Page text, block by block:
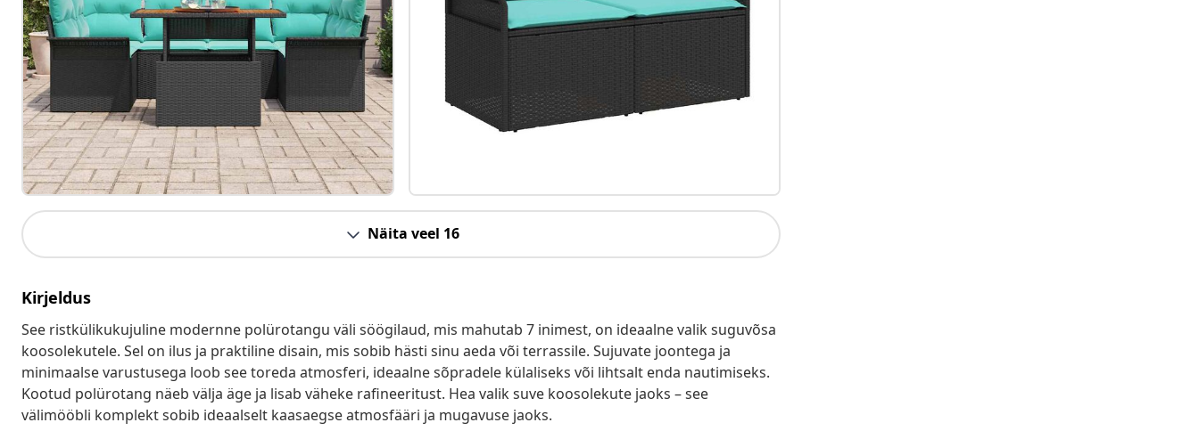
Näita veel 16
Kirjeldus
See ristkülikukujuline modernne polürotangu väli söögilaud, mis mahutab 7 inimest, on ideaalne valik suguvõsa
koosolekutele. Sel on ilus ja praktiline disain, mis sobib hästi sinu aeda või terrassile. Sujuvate joontega ja
minimaalse varustusega loob see toreda atmosferi, ideaalne sõpradele külaliseks või lihtsalt enda nautimiseks.
Kootud polürotang näeb välja äge ja lisab väheke rafineeritust. Hea valik suve koosolekute jaoks – see
välimööbli komplekt sobib ideaalselt kaasaegse atmosfääri ja mugavuse jaoks.